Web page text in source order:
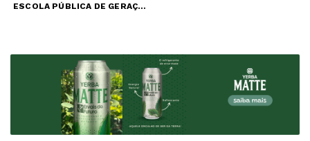
ESCOLA PÚBLICA DE GERAÇÕES ENSINA OS ALUNOS A FAZER CHIMARRÃO.